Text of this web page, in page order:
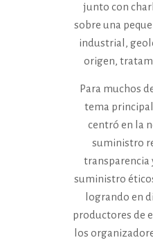
junto con
sobre una
industrial,
origen,
Para muchos
tema
centró en la
suministro
transparencia
suministro
logrando en
productores de
los